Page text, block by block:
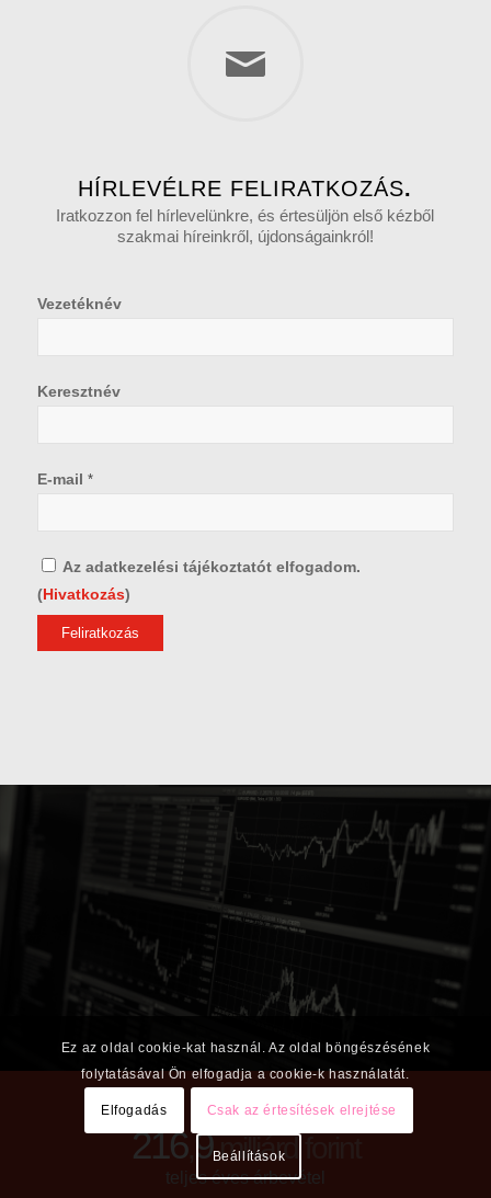
HÍRLEVÉLRE FELIRATKOZÁS.
Iratkozzon fel hírlevelünkre, és értesüljön első kézből
szakmai híreinkről, újdonságainkról!
Vezetéknév
Keresztnév
E-mail *
Az adatkezelési tájékoztatót elfogadom.
(Hivatkozás)
239,9milliárd forint
teljes éves árbevétel
Ez az oldal cookie-kat használ. Az oldal böngészésének
folytatásával Ön elfogadja a cookie-k használatát.
Elfogadás Csak az értesítések elrejtése
Beállítások